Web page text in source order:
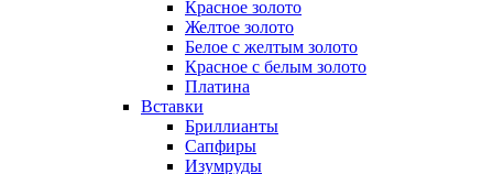
Красное золото
Желтое золото
Белое с желтым золото
Красное с белым золото
Платина
Вставки
Бриллианты
Сапфиры
Изумруды